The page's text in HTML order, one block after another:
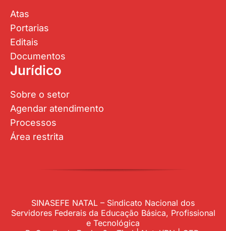
Atas
Portarias
Editais
Documentos
Jurídico
Sobre o setor
Agendar atendimento
Processos
Área restrita
SINASEFE NATAL – Sindicato Nacional dos
Servidores Federais da Educação Básica, Profissional
e Tecnológica